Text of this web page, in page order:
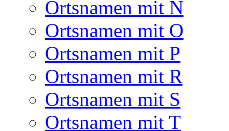
Ortsnamen mit N
Ortsnamen mit O
Ortsnamen mit P
Ortsnamen mit R
Ortsnamen mit S
Ortsnamen mit T